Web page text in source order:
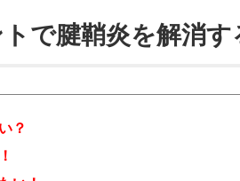
で腱鞘炎を解消す
？